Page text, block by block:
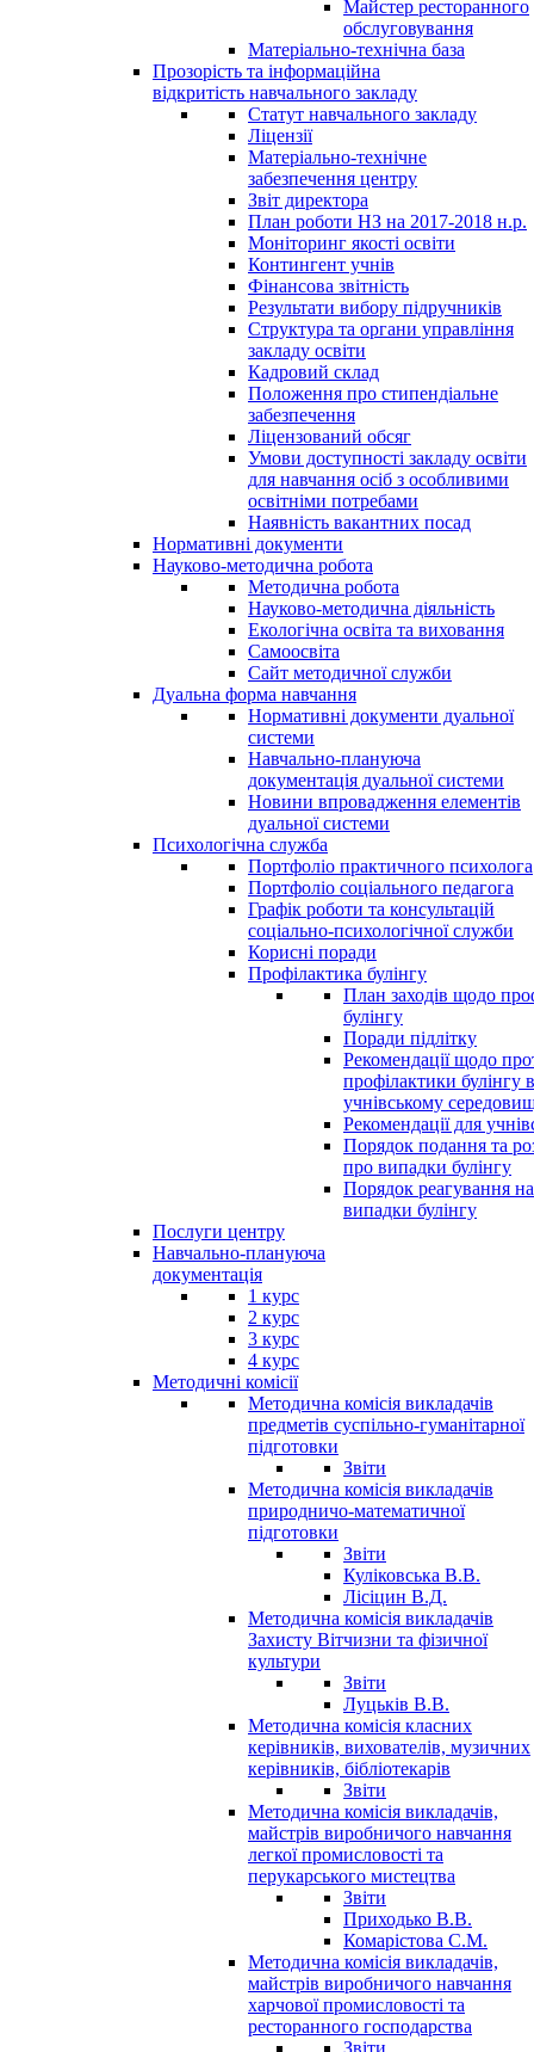
Майстер ресторанного
обслуговування
Матеріально-технічна база
Прозорість та інформаційна
відкритість навчального закладу
Статут навчального закладу
Ліцензії
Матеріально-технічне
забезпечення центру
Звіт директора
План роботи НЗ на 2017-2018 н.р.
Моніторинг якості освіти
Контингент учнів
Фінансова звітність
Результати вибору підручників
Структура та органи управління
закладу освіти
Кадровий склад
Положення про стипендіальне
забезпечення
Ліцензований обсяг
Умови доступності закладу освіти
для навчання осіб з особливими
освітніми потребами
Наявність вакантних посад
Нормативні документи
Науково-методична робота
Методична робота
Науково-методична діяльність
Екологічна освіта та виховання
Самоосвіта
Сайт методичної служби
Дуальна форма навчання
Нормативні документи дуальної
системи
Навчально-плануюча
документація дуальної системи
Новини впровадження елементів
дуальної системи
Психологічна служба
Портфоліо практичного психолога
Портфоліо соціального педагога
Графік роботи та консультацій
соціально-психологічної служби
Корисні поради
Профілактика булінгу
План заходів щодо
булінгу
Поради підлітку
Рекомендації щодо
профілактики булінгу в
учнівському
Рекомендації для
Порядок подання та
про випадки булінгу
Порядок реагування
випадки булінгу
Послуги центру
Навчально-плануюча
документація
1 курс
2 курс
3 курс
4 курс
Методичні комісії
Методична комісія викладачів
предметів суспільно-гуманітарної
підготовки
Звіти
Методична комісія викладачів
природничо-математичної
підготовки
Звіти
Куліковська В.В.
Лісіцин В.Д.
Методична комісія викладачів
Захисту Вітчизни та фізичної
культури
Звіти
Луцьків В.В.
Методична комісія класних
керівників, вихователів, музичних
керівників, бібліотекарів
Звіти
Методична комісія викладачів,
майстрів виробничого навчання
легкої промисловості та
перукарського мистецтва
Звіти
Приходько В.В.
Комарістова С.М.
Методична комісія викладачів,
майстрів виробничого навчання
харчової промисловості та
ресторанного господарства
Звіти